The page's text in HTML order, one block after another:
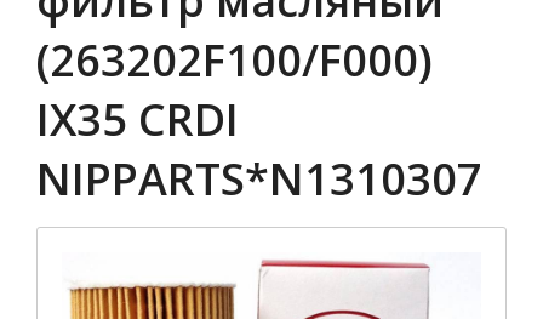
(263202F100/F000)
IX35 CRDI
NIPPARTS*N1310307